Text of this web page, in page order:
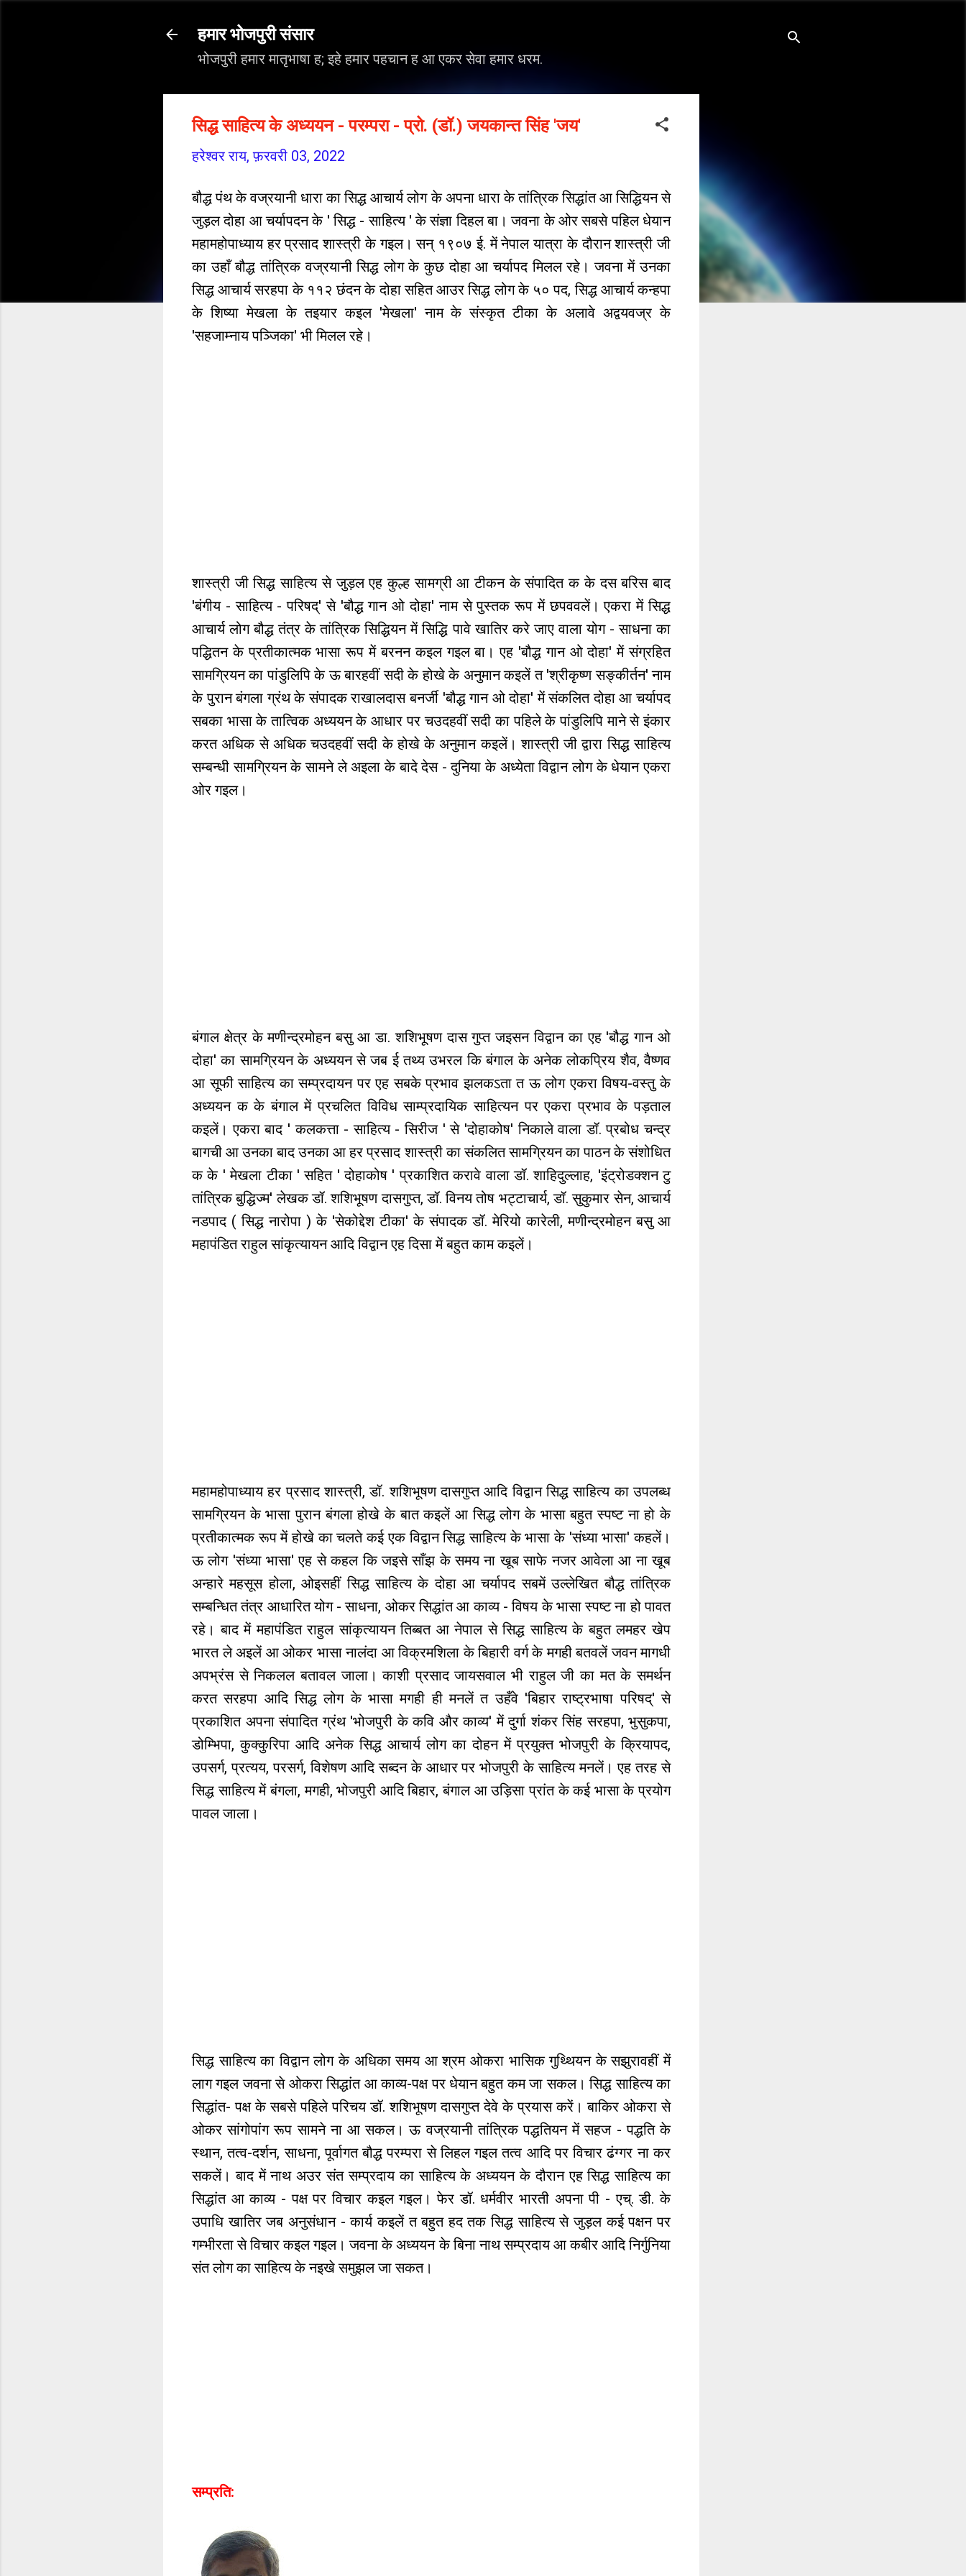
हमार भोजपुरी संसार
भोजपुरी हमार मातृभाषा ह; इहे हमार पहचान ह आ एकर सेवा हमार धरम.
सिद्ध साहित्य के अध्ययन - परम्परा - प्रो. (डॉ.) जयकान्त सिंह 'जय'
हरेश्वर राय,फ़रवरी 03, 2022
बौद्ध पंथ के वज्रयानी धारा का सिद्ध आचार्य लोग के अपना धारा के तांत्रिक सिद्धांत आ सिद्धियन से
जुड़ल दोहा आ चर्यापदन के ' सिद्ध - साहित्य ' के संज्ञा दिहल बा। जवना के ओर सबसे पहिल धेयान
महामहोपाध्याय हर प्रसाद शास्त्री के गइल। सन् १९०७ ई. में नेपाल यात्रा के दौरान शास्त्री जी
का उहाँ बौद्ध तांत्रिक वज्रयानी सिद्ध लोग के कुछ दोहा आ चर्यापद मिलल रहे। जवना में उनका
सिद्ध आचार्य सरहपा के ११२ छंदन के दोहा सहित आउर सिद्ध लोग के ५० पद, सिद्ध आचार्य कन्हपा
के शिष्या मेखला के तइयार कइल 'मेखला' नाम के संस्कृत टीका के अलावे अद्वयवज्र के
'सहजाम्नाय पञ्जिका' भी मिलल रहे।
शास्त्री जी सिद्ध साहित्य से जुड़ल एह कुल्ह सामग्री आ टीकन के संपादित क के दस बरिस बाद
'बंगीय - साहित्य - परिषद्' से 'बौद्ध गान ओ दोहा' नाम से पुस्तक रूप में छपववलें। एकरा में सिद्ध
आचार्य लोग बौद्ध तंत्र के तांत्रिक सिद्धियन में सिद्धि पावे खातिर करे जाए वाला योग - साधना का
पद्धितन के प्रतीकात्मक भासा रूप में बरनन कइल गइल बा। एह 'बौद्ध गान ओ दोहा' में संग्रहित
सामग्रियन का पांडुलिपि के ऊ बारहवीं सदी के होखे के अनुमान कइलें त 'श्रीकृष्ण सङ्कीर्तन' नाम
के पुरान बंगला ग्रंथ के संपादक राखालदास बनर्जी 'बौद्ध गान ओ दोहा' में संकलित दोहा आ चर्यापद
सबका भासा के तात्विक अध्ययन के आधार पर चउदहवीं सदी का पहिले के पांडुलिपि माने से इंकार
करत अधिक से अधिक चउदहवीं सदी के होखे के अनुमान कइलें। शास्त्री जी द्वारा सिद्ध साहित्य
सम्बन्धी सामग्रियन के सामने ले अइला के बादे देस - दुनिया के अध्येता विद्वान लोग के धेयान एकरा
ओर गइल।
बंगाल क्षेत्र के मणीन्द्रमोहन बसु आ डा. शशिभूषण दास गुप्त जइसन विद्वान का एह 'बौद्ध गान ओ
दोहा' का सामग्रियन के अध्ययन से जब ई तथ्य उभरल कि बंगाल के अनेक लोकप्रिय शैव, वैष्णव
आ सूफी साहित्य का सम्प्रदायन पर एह सबके प्रभाव झलकऽता त ऊ लोग एकरा विषय-वस्तु के
अध्ययन क के बंगाल में प्रचलित विविध साम्प्रदायिक साहित्यन पर एकरा प्रभाव के पड़ताल
कइलें। एकरा बाद ' कलकत्ता - साहित्य - सिरीज ' से 'दोहाकोष' निकाले वाला डॉ. प्रबोध चन्द्र
बागची आ उनका बाद उनका आ हर प्रसाद शास्त्री का संकलित सामग्रियन का पाठन के संशोधित
क के ' मेखला टीका ' सहित ' दोहाकोष ' प्रकाशित करावे वाला डॉ. शाहिदुल्लाह, 'इंट्रोडक्शन टु
तांत्रिक बुद्धिज्म' लेखक डॉ. शशिभूषण दासगुप्त, डॉ. विनय तोष भट्टाचार्य, डॉ. सुकुमार सेन, आचार्य
नडपाद ( सिद्ध नारोपा ) के 'सेकोद्देश टीका' के संपादक डॉ. मेरियो कारेली, मणीन्द्रमोहन बसु आ
महापंडित राहुल सांकृत्यायन आदि विद्वान एह दिसा में बहुत काम कइलें।
महामहोपाध्याय हर प्रसाद शास्त्री, डॉ. शशिभूषण दासगुप्त आदि विद्वान सिद्ध साहित्य का उपलब्ध
सामग्रियन के भासा पुरान बंगला होखे के बात कइलें आ सिद्ध लोग के भासा बहुत स्पष्ट ना हो के
प्रतीकात्मक रूप में होखे का चलते कई एक विद्वान सिद्ध साहित्य के भासा के 'संध्या भासा' कहलें।
ऊ लोग 'संध्या भासा' एह से कहल कि जइसे साँझ के समय ना खूब साफे नजर आवेला आ ना खूब
अन्हारे महसूस होला, ओइसहीं सिद्ध साहित्य के दोहा आ चर्यापद सबमें उल्लेखित बौद्ध तांत्रिक
सम्बन्धित तंत्र आधारित योग - साधना, ओकर सिद्धांत आ काव्य - विषय के भासा स्पष्ट ना हो पावत
रहे। बाद में महापंडित राहुल सांकृत्यायन तिब्बत आ नेपाल से सिद्ध साहित्य के बहुत लमहर खेप
भारत ले अइलें आ ओकर भासा नालंदा आ विक्रमशिला के बिहारी वर्ग के मगही बतवलें जवन मागधी
अपभ्रंस से निकलल बतावल जाला। काशी प्रसाद जायसवाल भी राहुल जी का मत के समर्थन
करत सरहपा आदि सिद्ध लोग के भासा मगही ही मनलें त उहँवे 'बिहार राष्ट्रभाषा परिषद्' से
प्रकाशित अपना संपादित ग्रंथ 'भोजपुरी के कवि और काव्य' में दुर्गा शंकर सिंह सरहपा, भुसुकपा,
डोम्भिपा, कुक्कुरिपा आदि अनेक सिद्ध आचार्य लोग का दोहन में प्रयुक्त भोजपुरी के क्रियापद,
उपसर्ग, प्रत्यय, परसर्ग, विशेषण आदि सब्दन के आधार पर भोजपुरी के साहित्य मनलें। एह तरह से
सिद्ध साहित्य में बंगला, मगही, भोजपुरी आदि बिहार, बंगाल आ उड़िसा प्रांत के कई भासा के प्रयोग
पावल जाला।
सिद्ध साहित्य का विद्वान लोग के अधिका समय आ श्रम ओकरा भासिक गुथ्थियन के सझुरावहीं में
लाग गइल जवना से ओकरा सिद्धांत आ काव्य-पक्ष पर धेयान बहुत कम जा सकल। सिद्ध साहित्य का
सिद्धांत- पक्ष के सबसे पहिले परिचय डॉ. शशिभूषण दासगुप्त देवे के प्रयास करें। बाकिर ओकरा से
ओकर सांगोपांग रूप सामने ना आ सकल। ऊ वज्रयानी तांत्रिक पद्धतियन में सहज - पद्धति के
स्थान, तत्व-दर्शन, साधना, पूर्वागत बौद्ध परम्परा से लिहल गइल तत्व आदि पर विचार ढंग्गर ना कर
सकलें। बाद में नाथ अउर संत सम्प्रदाय का साहित्य के अध्ययन के दौरान एह सिद्ध साहित्य का
सिद्धांत आ काव्य - पक्ष पर विचार कइल गइल। फेर डॉ. धर्मवीर भारती अपना पी - एच्. डी. के
उपाधि खातिर जब अनुसंधान - कार्य कइलें त बहुत हद तक सिद्ध साहित्य से जुड़ल कई पक्षन पर
गम्भीरता से विचार कइल गइल। जवना के अध्ययन के बिना नाथ सम्प्रदाय आ कबीर आदि निर्गुनिया
संत लोग का साहित्य के नइखे समुझल जा सकत।
सम्प्रति: